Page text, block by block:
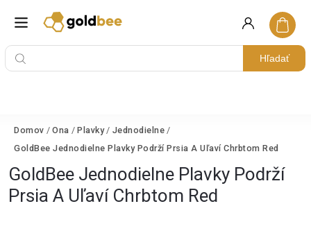
Hľadať
Domov / Ona / Plavky / Jednodielne /
GoldBee Jednodielne Plavky Podrží Prsia A Uľaví Chrbtom Red
GoldBee Jednodielne Plavky Podrží
Prsia A Uľaví Chrbtom Red